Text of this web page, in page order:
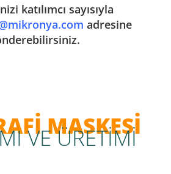
katılımcı sayısıyla
adresine
MASKESİ​
VE ÜRETİMİ